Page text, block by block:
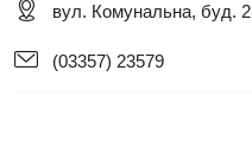
вул. Комунальна, буд. 2
(03357) 23579